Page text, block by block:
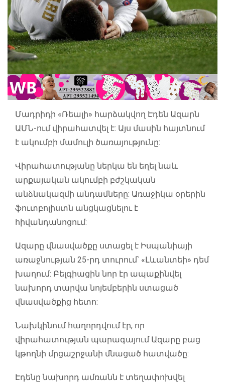
Մադրիդի «Ռեալի» հարձակվող Էդեն Ազարն
ԱՄՆ-ում վիրահատվել է: Այս մասին հայտնում
է ակումբի մամուլի ծառայությունը:
Վիրահատությանը ներկա են եղել նաև
արքայական ակումբի բժշկական
անձնակազմի անդամները: Առաջիկա օրերին
ֆուտբոլիստն անցկացնելու է
հիվանդանոցում:
Ազարը վնասվածքը ստացել է Իսպանիայի
առաջնության 25-րդ տուրում՝ «Լևանտեի» դեմ
խաղում: Բելգիացին նոր էր ապաքինվել
նախորդ տարվա նոյեմբերին ստացած
վնասվածքից հետո:
Նախկինում հաղորդվում էր, որ
վիրահատության պարագայում Ազարը բաց
կթողնի մրցաշրջանի մնացած հատվածը:
Էդենը նախորդ ամռանն է տեղափոխվել